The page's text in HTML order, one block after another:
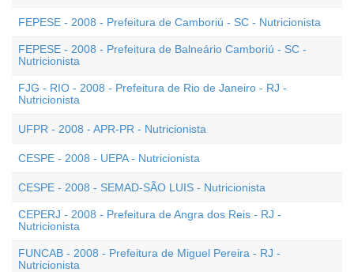
FEPESE - 2008 - Prefeitura de Camboriú - SC - Nutricionista
FEPESE - 2008 - Prefeitura de Balneário Camboriú - SC -
Nutricionista
FJG - RIO - 2008 - Prefeitura de Rio de Janeiro - RJ -
Nutricionista
UFPR - 2008 - APR-PR - Nutricionista
CESPE - 2008 - UEPA - Nutricionista
CESPE - 2008 - SEMAD-SÃO LUIS - Nutricionista
CEPERJ - 2008 - Prefeitura de Angra dos Reis - RJ -
Nutricionista
FUNCAB - 2008 - Prefeitura de Miguel Pereira - RJ -
Nutricionista